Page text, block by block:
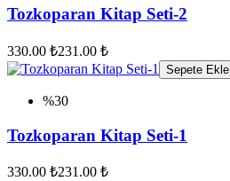
Tozkoparan Kitap Seti-2
330.00 ₺231.00 ₺
Sepete Ekle
%30
Tozkoparan Kitap Seti-1
330.00 ₺231.00 ₺